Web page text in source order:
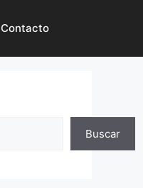
Contacto
Buscar